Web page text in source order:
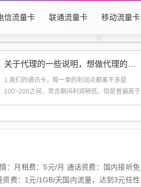
信流量卡 联通流量卡 移动流量卡
关于代理的一些说明，想做代理的仔细阅读一遍
1.我们的通讯卡，每一单的利润点都差不多是
100~200之间，竞合期间利润稍低，但是普遍高于
：月租费：5元/月 通话资费：国内接听免
费：1元/1GB/天国内流量，达到3元任性